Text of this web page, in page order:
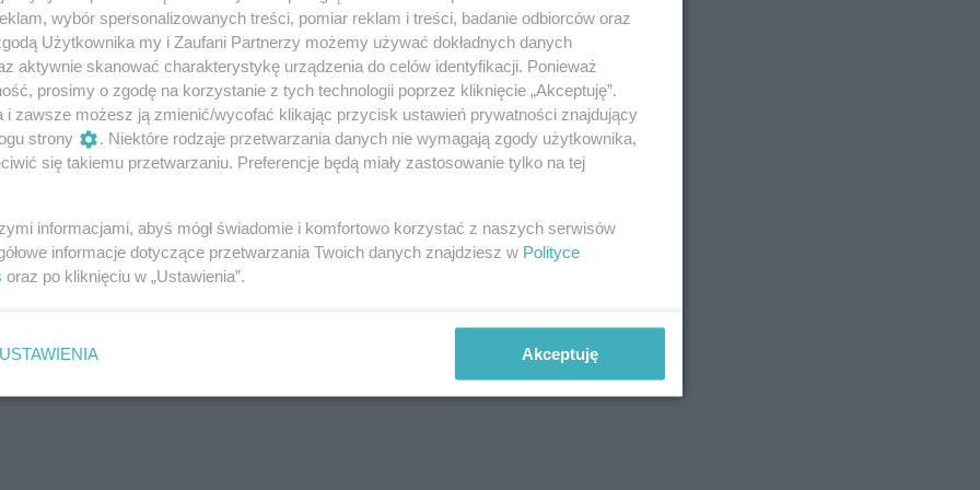
czwartek wcale nie były słodkie. Nadziewano
Polsce przedchrześcijańskiej zwyczaj jedzenia
zimy. Jadano pączki z ciasta chlebowego
– od tłustego czwartku do wtorku
która rozpoczyna Wielki Post i przygotowania
co oznacza, że w każdym roku mogą mieć inną
obchodzi się ostatki, to pięć dni
wybór spersonalizowanych treści, pomiar reklam i treści, badanie odbiorców oraz
Użytkownika my i Zaufani Partnerzy możemy używać dokładnych danych
aktywnie skanować charakterystykę urządzenia do celów identyfikacji. Ponieważ
prosimy o zgodę na korzystanie z tych technologii poprzez kliknięcie „Akceptuję”.
i zawsze możesz ją zmienić/wycofać klikając przycisk ustawień prywatności znajdujący
strony
. Niektóre rodzaje przetwarzania danych nie wymagają zgody użytkownika,
się takiemu przetwarzaniu. Preferencje będą miały zastosowanie tylko na tej
informacjami, abyś mógł świadomie i komfortowo korzystać z naszych serwisów
informacje dotyczące przetwarzania Twoich danych znajdziesz w Polityce
oraz po kliknięciu w „Ustawienia”.
USTAWIENIA Akceptuję